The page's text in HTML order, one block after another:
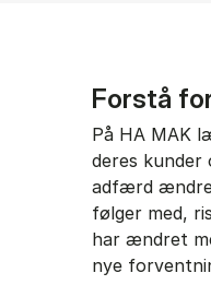
Forstå
På HA MAK
deres kunder
adfærd
følger med,
har ændret
nye